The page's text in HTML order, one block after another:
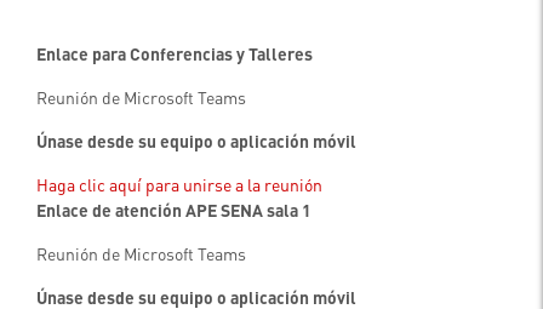
Enlace para Conferencias y Talleres
Reunión de Microsoft Teams
Únase desde su equipo o aplicación móvil
Haga clic aquí para unirse a la reunión
Enlace de atención APE SENA sala 1
Reunión de Microsoft Teams
Únase desde su equipo o aplicación móvil